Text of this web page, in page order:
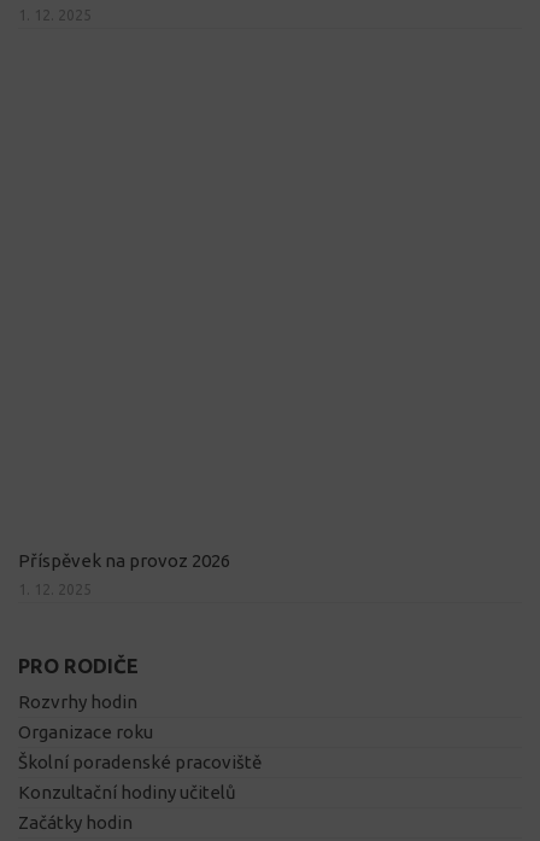
1. 12. 2025
Příspěvek na provoz 2026
1. 12. 2025
PRO RODIČE
Rozvrhy hodin
Organizace roku
Školní poradenské pracoviště
Konzultační hodiny učitelů
Začátky hodin